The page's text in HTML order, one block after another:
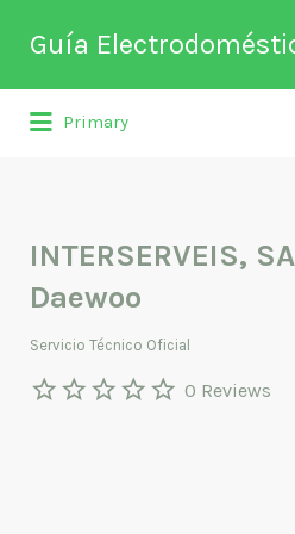
Guía
Directorio de
Buscar
por:
Primary
por:
INTERSERVEIS,
Daewoo
Servicio Técnico Oficial
0 Reviews